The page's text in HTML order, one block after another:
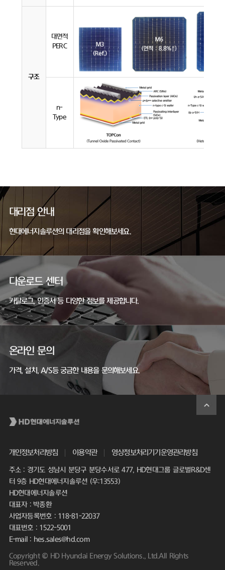
구조
대면적
PERC
n-
Type
대리점 안내
현대에너지솔루션의 대리점을 확인해보세요.
다운로드 센터
카탈로그, 인증서 등 다양한 정보를 제공합니다.
온라인 문의
가격, 설치, A/S등 궁금한 내용을 문의해보세요.
개인정보처리방침 이용약관 영상정보처리기기운영관리방침
주소 : 경기도 성남시 분당구 분당수서로 477, HD현대그룹 글로벌R&D센
터 9층 HD현대에너지솔루션 (우:13553)
HD현대에너지솔루션
대표자 : 박종환
사업자등록번호 : 118-81-22037
대표번호 : 1522-5001
E-mail : hes.sales@hd.com
Copyright © HD Hyundai Energy Solutions., Ltd.All Rights
Reserved.